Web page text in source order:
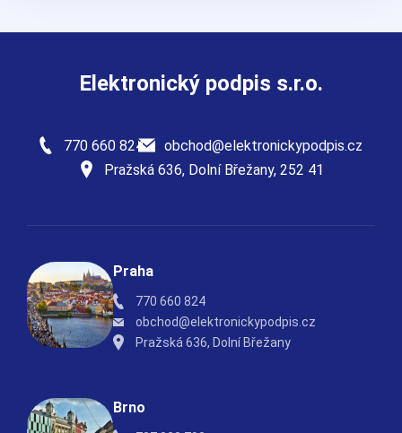
Elektronický podpis s.r.o.
770 660 824
obchod@elektronickypodpis.cz
Pražská 636, Dolní Břežany, 252 41
Praha
770 660 824
obchod@elektronickypodpis.cz
Pražská 636, Dolní Břežany
Brno